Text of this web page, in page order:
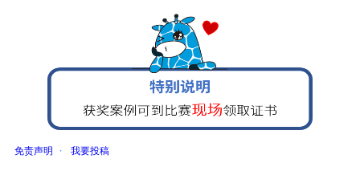
免责声明 · 我要投稿